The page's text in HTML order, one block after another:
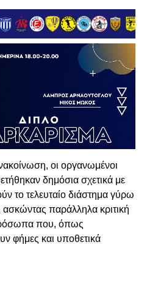
οι οργανωμένοι
δημόσια σχετικά με
το τελευταίο διάστημα γύρω
παράλληλα κριτική
που, όπως
φήμες και υποθετικά